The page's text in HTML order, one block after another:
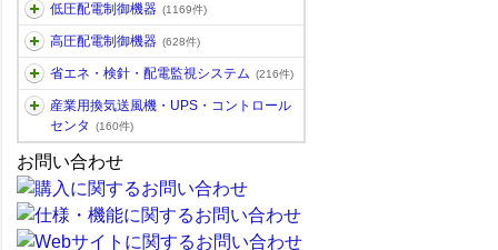
低圧配電制御機器 (1169件)
高圧配電制御機器 (628件)
省エネ・検針・配電監視システム (216件)
産業用換気送風機・UPS・コントロール
センタ
(160件)
お問い合わせ